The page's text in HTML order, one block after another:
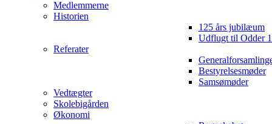
Medlemmerne
Historien
125 års jubilæum
Udflugt til Odder
Referater
Bestyrelsesmøder
Samsømøder
Vedtægter
Skolebigården
Økonomi